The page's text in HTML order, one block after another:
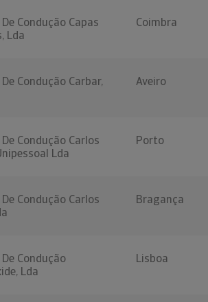
Condução Capas
Lda
Coimbra
Condução Carbar,
Aveiro
Condução Carlos
Lda
Porto
Condução Carlos
Bragança
Condução
Lda
Lisboa